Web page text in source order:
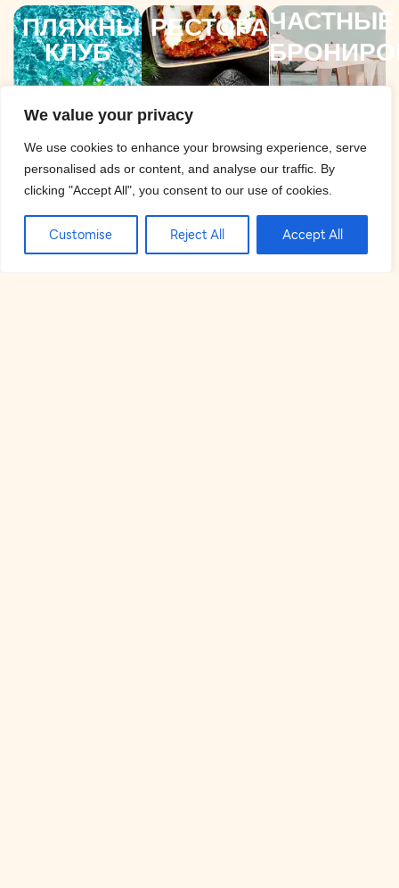
We value your privacy
We use cookies to enhance your browsing experience, serve
personalised ads or content, and analyse our traffic. By
clicking "Accept All", you consent to our use of cookies.
Customise Reject All Accept All
ПЛЯЖНЫЙ
КЛУБ
РЕСТОРАНЧАСТНЫЕ